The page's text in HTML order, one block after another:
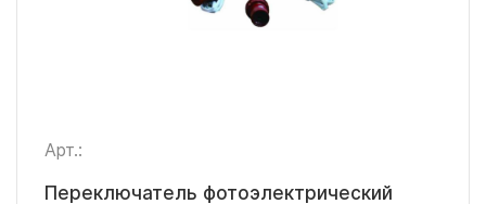
Арт.:
Переключатель фотоэлектрический